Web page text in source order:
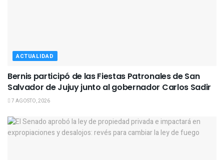
ACTUALIDAD
Bernis participó de las Fiestas Patronales de San
Salvador de Jujuy junto al gobernador Carlos Sadir
7 AGOSTO, 2026